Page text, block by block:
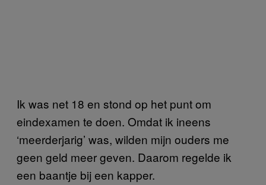
Ik was net 18 en stond op het punt om
eindexamen te doen. Omdat ik ineens
‘meerderjarig’ was, wilden mijn ouders me
geen geld meer geven. Daarom regelde ik
een baantje bij een kapper.